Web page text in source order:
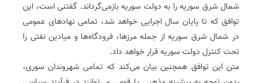
شمال شرق سوریه را به دولت سوریه بازمی‌گرداند. گفتنی است، این
توافق که تا پایان سال اجرایی خواهد شد، تمامی نهادهای عمومی
در شمال شرق سوریه از جمله مرزها، فرودگاه‌ها و میادین نفتی را
تحت کنترل دولت سوریه قرار خواهد داد.
متن این توافق همچنین بیان می‌کند که تمامی شهروندان سوری،